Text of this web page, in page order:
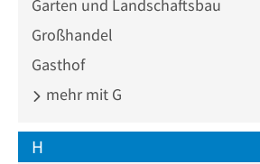
Garten und Landschaftsbau
Großhandel
Gasthof
mehr mit G
H